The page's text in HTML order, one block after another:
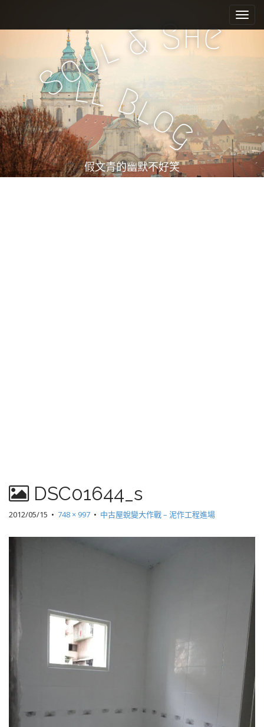
e
n
u
i
c
n
t
e
n
t
Soul&She
ll Bl
og
假文青的幽默不好笑
DSC01644_s
2012/05/15 • 748 × 997 • 中古屋蛻變大作戰 – 泥作工程進場